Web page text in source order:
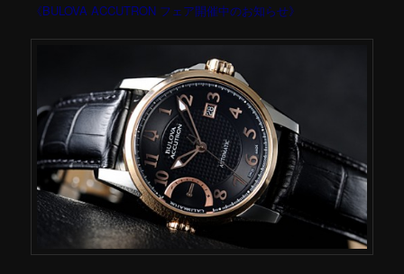
《BULOVA ACCUTRON フェア開催中のお知らせ》